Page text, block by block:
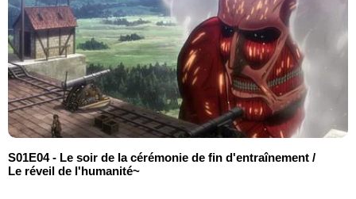
S01E04 - Le soir de la cérémonie de fin d'entraînement /
Le réveil de l'humanité~